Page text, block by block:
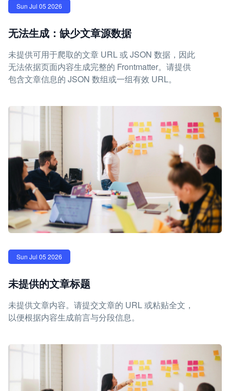
Sun Jul 05 2026
无法生成：缺少文章源数据
未提供可用于爬取的文章 URL 或 JSON 数据，因此
无法依据页面内容生成完整的 Frontmatter。请提供
包含文章信息的 JSON 数组或一组有效 URL。
Sun Jul 05 2026
未提供的文章标题
未提供文章内容。请提交文章的 URL 或粘贴全文，
以便根据内容生成前言与分段信息。